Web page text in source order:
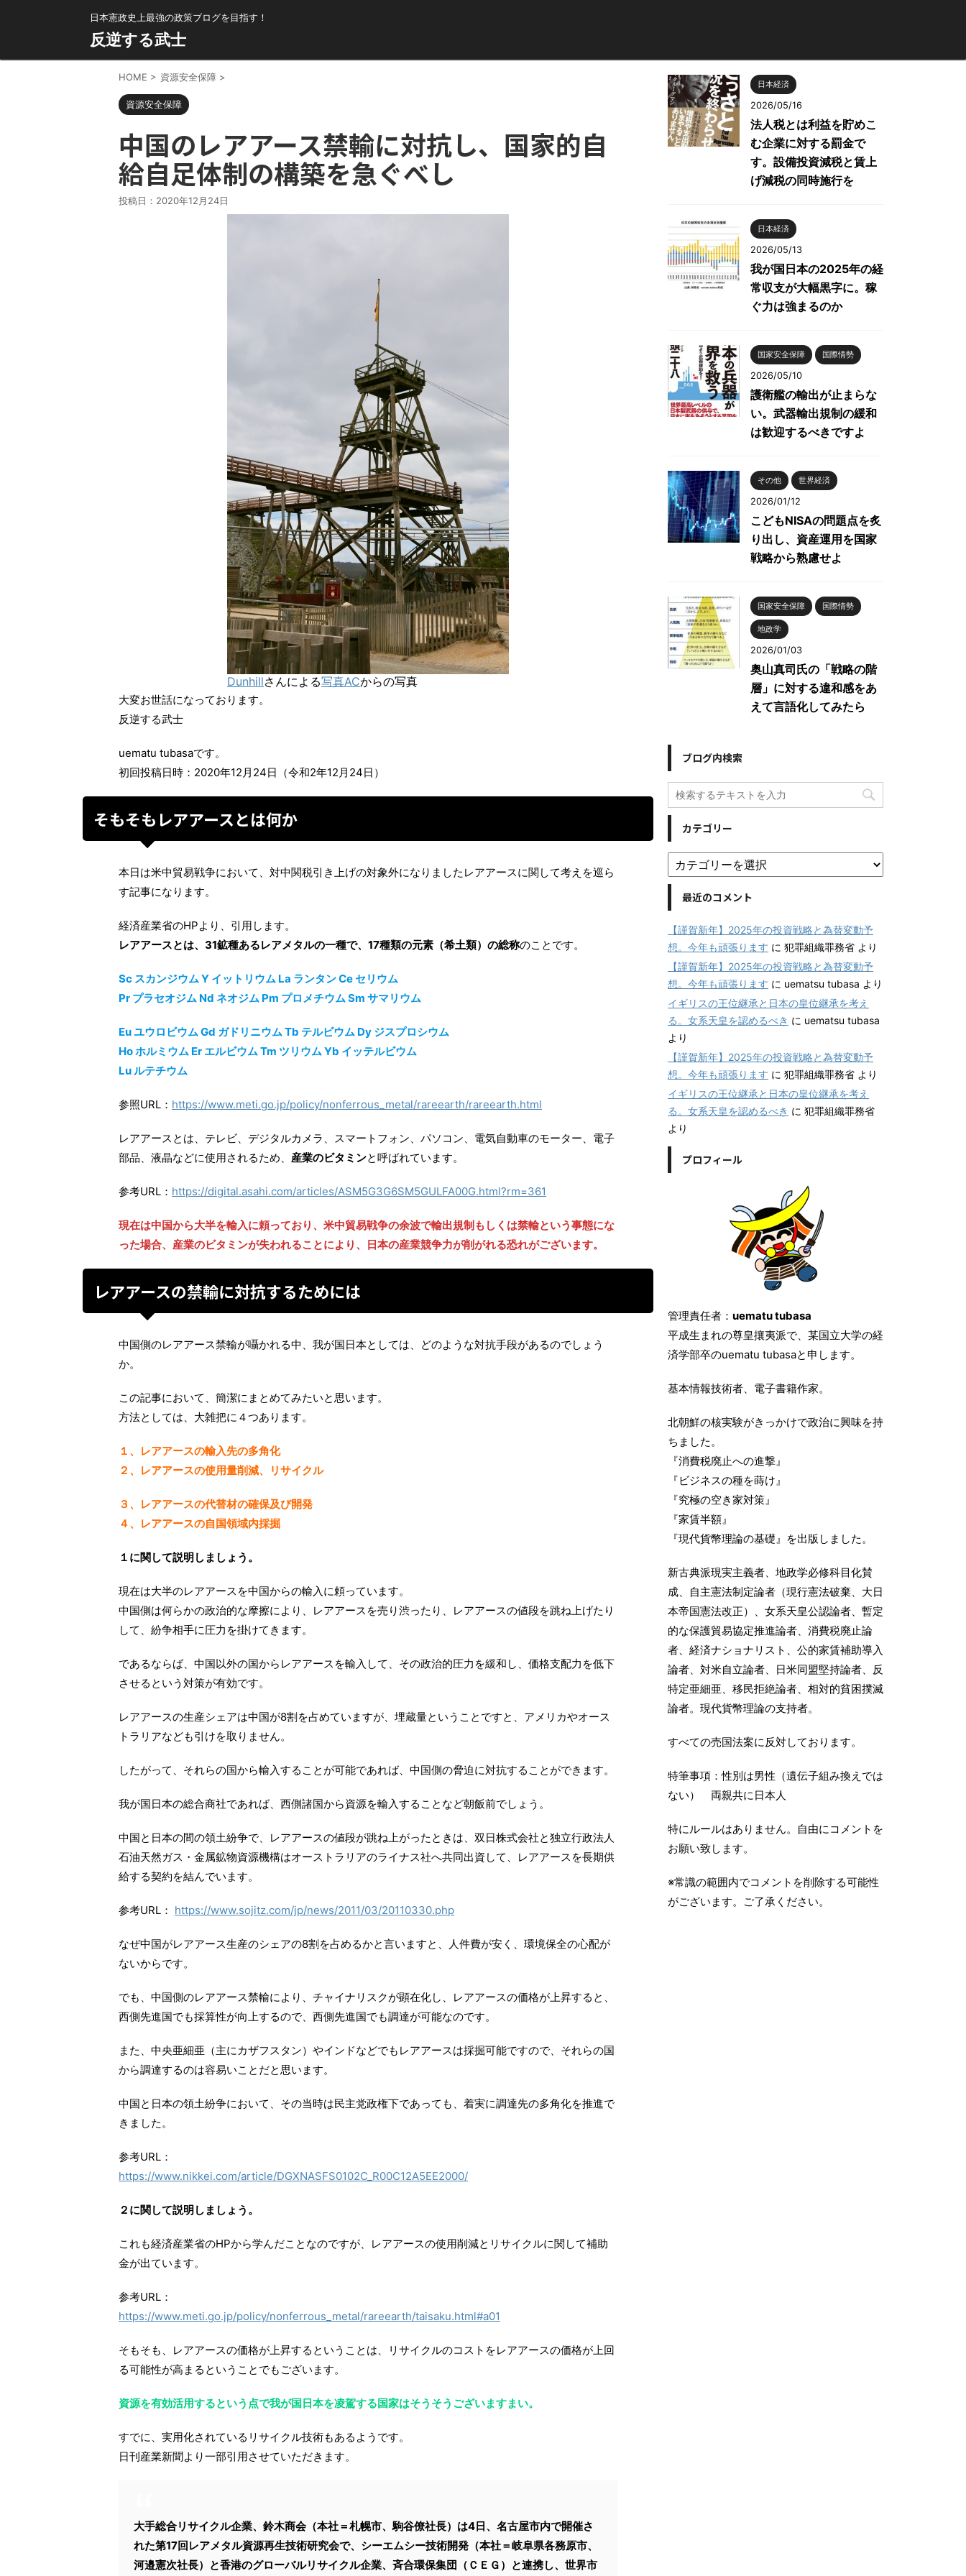
日本憲政史上最強の政策ブログを目指す！
反逆する武士
HOME > 資源安全保障 >
資源安全保障
中国のレアアース禁輸に対抗し、国家的自
給自足体制の構築を急ぐべし
投稿日： 2020年12月24日
Dunhillさんによる写真ACからの写真
大変お世話になっております。
反逆する武士
uematu tubasaです。
初回投稿日時：2020年12月24日（令和2年12月24日）
そもそもレアアースとは何か
本日は米中貿易戦争において、対中関税引き上げの対象外になりましたレアアースに関して考えを巡ら
す記事になります。
経済産業省のHPより、引用します。
レアアースとは、31鉱種あるレアメタルの一種で、17種類の元素（希土類）の総称のことです。
Sc スカンジウム Y イットリウム La ランタン Ce セリウム
Pr プラセオジム Nd ネオジム Pm プロメチウム Sm サマリウム
Eu ユウロビウム Gd ガドリニウム Tb テルビウム Dy ジスプロシウム
Ho ホルミウム Er エルビウム Tm ツリウム Yb イッテルビウム
Lu ルテチウム
参照URL： https://www.meti.go.jp/policy/nonferrous_metal/rareearth/rareearth.html
レアアースとは、テレビ、デジタルカメラ、スマートフォン、パソコン、電気自動車のモーター、電子
部品、液晶などに使用されるため、 産業のビタミンと呼ばれています。
参考URL： https://digital.asahi.com/articles/ASM5G3G6SM5GULFA00G.html?rm=361
現在は中国から大半を輸入に頼っており、米中貿易戦争の余波で輸出規制もしくは禁輸という事態にな
った場合、産業のビタミンが失われることにより、日本の産業競争力が削がれる恐れがございます。
レアアースの禁輸に対抗するためには
中国側のレアアース禁輸が囁かれる中、我が国日本としては、どのような対抗手段があるのでしょう
か。
この記事において、簡潔にまとめてみたいと思います。
方法としては、大雑把に４つあります。
１、レアアースの輸入先の多角化
２、レアアースの使用量削減、リサイクル
３、レアアースの代替材の確保及び開発
４、レアアースの自国領域内採掘
１に関して説明しましょう。
現在は大半のレアアースを中国からの輸入に頼っています。
中国側は何らかの政治的な摩擦により、レアアースを売り渋ったり、レアアースの値段を跳ね上げたり
して、紛争相手に圧力を掛けてきます。
であるならば、中国以外の国からレアアースを輸入して、その政治的圧力を緩和し、価格支配力を低下
させるという対策が有効です。
レアアースの生産シェアは中国が8割を占めていますが、埋蔵量ということですと、アメリカやオース
トラリアなども引けを取りません。
したがって、それらの国から輸入することが可能であれば、中国側の脅迫に対抗することができます。
我が国日本の総合商社であれば、西側諸国から資源を輸入することなど朝飯前でしょう。
中国と日本の間の領土紛争で、レアアースの値段が跳ね上がったときは、双日株式会社と独立行政法人
石油天然ガス・金属鉱物資源機構はオーストラリアのライナス社へ共同出資して、レアアースを長期供
給する契約を結んでいます。
参考URL： https://www.sojitz.com/jp/news/2011/03/20110330.php
なぜ中国がレアアース生産のシェアの8割を占めるかと言いますと、人件費が安く、環境保全の心配が
ないからです。
でも、中国側のレアアース禁輸により、チャイナリスクが顕在化し、レアアースの価格が上昇すると、
西側先進国でも採算性が向上するので、西側先進国でも調達が可能なのです。
また、中央亜細亜（主にカザフスタン）やインドなどでもレアアースは採掘可能ですので、それらの国
から調達するのは容易いことだと思います。
中国と日本の領土紛争において、その当時は民主党政権下であっても、着実に調達先の多角化を推進で
きました。
参考URL：
https://www.nikkei.com/article/DGXNASFS0102C_R00C12A5EE2000/
２に関して説明しましょう。
これも経済産業省のHPから学んだことなのですが、レアアースの使用削減とリサイクルに関して補助
金が出ています。
参考URL：
https://www.meti.go.jp/policy/nonferrous_metal/rareearth/taisaku.html#a01
そもそも、レアアースの価格が上昇するということは、リサイクルのコストをレアアースの価格が上回
る可能性が高まるということでもございます。
資源を有効活用するという点で我が国日本を凌駕する国家はそうそうございますまい。
すでに、実用化されているリサイクル技術もあるようです。
日刊産業新聞より一部引用させていただきます。
大手総合リサイクル企業、鈴木商会（本社＝札幌市、駒谷僚社長）は4日、名古屋市内で開催さ
れた第17回レアメタル資源再生技術研究会で、シーエムシー技術開発（本社＝岐阜県各務原市、
河邉憲次社長）と香港のグローバルリサイクル企業、斉合環保集団（ＣＥＧ）と連携し、世界市
日本経済
2026/05/16
法人税とは利益を貯めこ
む企業に対する罰金で
す。設備投資減税と賃上
げ減税の同時施行を
日本経済
2026/05/13
我が国日本の2025年の経
常収支が大幅黒字に。稼
ぐ力は強まるのか
国家安全保障 国際情勢
2026/05/10
護衛艦の輸出が止まらな
い。武器輸出規制の緩和
は歓迎するべきですよ
その他 世界経済
2026/01/12
こどもNISAの問題点を炙
り出し、資産運用を国家
戦略から熟慮せよ
国家安全保障 国際情勢
地政学
2026/01/03
奥山真司氏の「戦略の階
層」に対する違和感をあ
えて言語化してみたら
ブログ内検索
カテゴリー
最近のコメント
【謹賀新年】2025年の投資戦略と為替変動予
想。今年も頑張ります に 犯罪組織罪務省 より
【謹賀新年】2025年の投資戦略と為替変動予
想。今年も頑張ります に uematsu tubasa より
イギリスの王位継承と日本の皇位継承を考え
る。女系天皇を認めるべき に uematsu tubasa
より
【謹賀新年】2025年の投資戦略と為替変動予
想。今年も頑張ります に 犯罪組織罪務省 より
イギリスの王位継承と日本の皇位継承を考え
る。女系天皇を認めるべき に 犯罪組織罪務省
より
プロフィール
管理責任者： uematu tubasa
平成生まれの尊皇攘夷派で、某国立大学の経
済学部卒のuematu tubasaと申します。
基本情報技術者、電子書籍作家。
北朝鮮の核実験がきっかけで政治に興味を持
ちました。
『消費税廃止への進撃』
『ビジネスの種を蒔け』
『究極の空き家対策』
『家賃半額』
『現代貨幣理論の基礎』を出版しました。
新古典派現実主義者、地政学必修科目化賛
成、自主憲法制定論者（現行憲法破棄、大日
本帝国憲法改正）、女系天皇公認論者、暫定
的な保護貿易協定推進論者、消費税廃止論
者、経済ナショナリスト、公的家賃補助導入
論者、対米自立論者、日米同盟堅持論者、反
特定亜細亜、移民拒絶論者、相対的貧困撲滅
論者。現代貨幣理論の支持者。
すべての売国法案に反対しております。
特筆事項：性別は男性（遺伝子組み換えでは
ない） 両親共に日本人
特にルールはありません。自由にコメントを
お願い致します。
※常識の範囲内でコメントを削除する可能性
がございます。ご了承ください。